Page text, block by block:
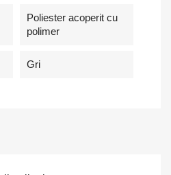
Poliester acoperit cu
polimer
Gri